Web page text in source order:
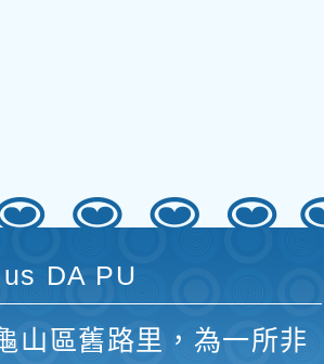
DA PU
山區舊路里，為一所非